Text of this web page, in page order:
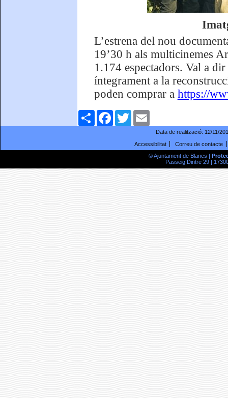
L’estrena del nou
19’30 h als multicinemes
1.174 espectadors. Val a
íntegrament a la
poden comprar a https://
ComparteixFacebookTwitter
Data de realització: 12/11/
Accessibilitat
Correu de contacte
© Ajuntament de Blanes |
Passeig Dintre 29 |